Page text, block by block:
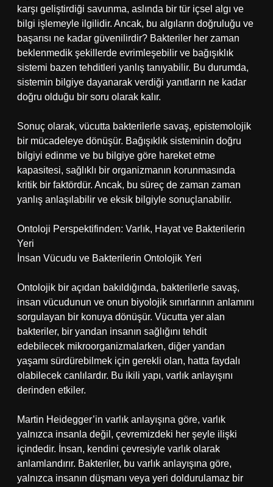
karşı geliştirdiği savunma, aslında bir tür içsel algı ve
bilgi işlemeyle ilgilidir. Ancak, bu algıların doğruluğu ve
başarısı ne kadar güvenilirdir? Bakteriler her zaman
beklenmedik şekillerde evrimleşebilir ve bağışıklık
sistemi bazen tehditleri yanlış tanıyabilir. Bu durumda,
sistemin bilgiye dayanarak verdiği yanıtların ne kadar
doğru olduğu bir soru olarak kalır.
Sonuç olarak, vücutta bakterilerle savaş, epistemolojik
bir mücadeleye dönüşür. Bağışıklık sisteminin doğru
bilgiyi edinme ve bu bilgiye göre hareket etme
kapasitesi, sağlıklı bir organizmanın korunmasında
kritik bir faktördür. Ancak, bu süreç de zaman zaman
yanlış anlaşılabilir ve eksik bilgiyle sonuçlanabilir.
Ontoloji Perspektifinden: Varlık, Hayat ve Bakterilerin
Yeri
İnsan Vücudu ve Bakterilerin Ontolojik Yeri
Ontolojik bir açıdan bakıldığında, bakterilerle savaş,
insan vücudunun ve onun biyolojik sınırlarının anlamını
sorgulayan bir konuya dönüşür. Vücutta yer alan
bakteriler, bir yandan insanın sağlığını tehdit
edebilecek mikroorganizmalarken, diğer yandan
yaşamı sürdürebilmek için gerekli olan, hatta faydalı
olabilecek canlılardır. Bu ikili yapı, varlık anlayışını
derinden etkiler.
Martin Heidegger’in varlık anlayışına göre, varlık
yalnızca insanla değil, çevremizdeki her şeyle ilişki
içindedir. İnsan, kendini çevresiyle varlık olarak
anlamlandırır. Bakteriler, bu varlık anlayışına göre,
yalnızca insanın düşmanı veya yeri doldurulamaz bir